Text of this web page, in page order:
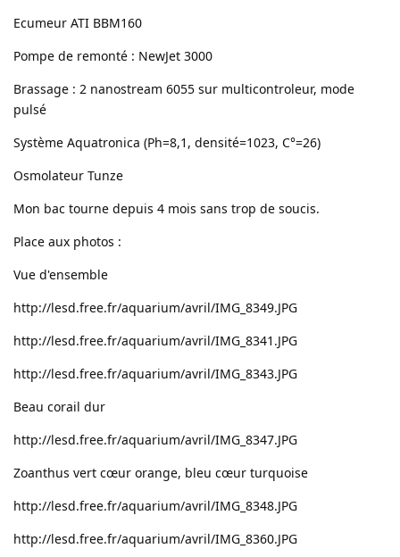
Ecumeur ATI BBM160
Pompe de remonté : NewJet 3000
Brassage : 2 nanostream 6055 sur multicontroleur, mode
pulsé
Système Aquatronica (Ph=8,1, densité=1023, C°=26)
Osmolateur Tunze
Mon bac tourne depuis 4 mois sans trop de soucis.
Place aux photos :
Vue d'ensemble
http://lesd.free.fr/aquarium/avril/IMG_8349.JPG
http://lesd.free.fr/aquarium/avril/IMG_8341.JPG
http://lesd.free.fr/aquarium/avril/IMG_8343.JPG
Beau corail dur
http://lesd.free.fr/aquarium/avril/IMG_8347.JPG
Zoanthus vert cœur orange, bleu cœur turquoise
http://lesd.free.fr/aquarium/avril/IMG_8348.JPG
http://lesd.free.fr/aquarium/avril/IMG_8360.JPG